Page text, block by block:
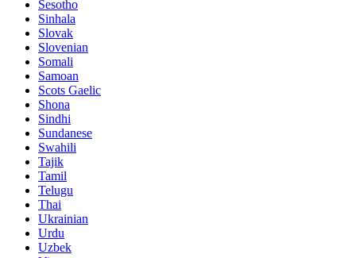
Sesotho
Sinhala
Slovak
Slovenian
Somali
Samoan
Scots Gaelic
Shona
Sindhi
Sundanese
Swahili
Tajik
Tamil
Telugu
Thai
Ukrainian
Urdu
Uzbek